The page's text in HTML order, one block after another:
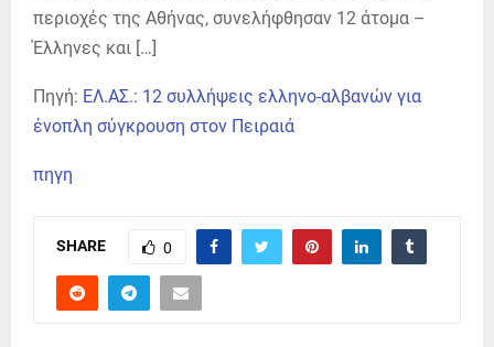
περιοχές της Αθήνας, συνελήφθησαν 12 άτομα –
Έλληνες και […]
Πηγή: ΕΛ.ΑΣ.: 12 συλλήψεις ελληνο-αλβανών για
ένοπλη σύγκρουση στον Πειραιά
πηγη
SHARE 0